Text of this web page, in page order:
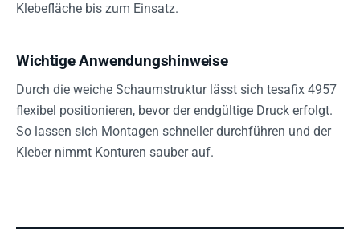
Klebefläche bis zum Einsatz.
Wichtige Anwendungshinweise
Durch die weiche Schaumstruktur lässt sich tesafix 4957
flexibel positionieren, bevor der endgültige Druck erfolgt.
So lassen sich Montagen schneller durchführen und der
Kleber nimmt Konturen sauber auf.